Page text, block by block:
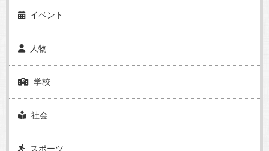
イベント
人物
学校
社会
スポーツ